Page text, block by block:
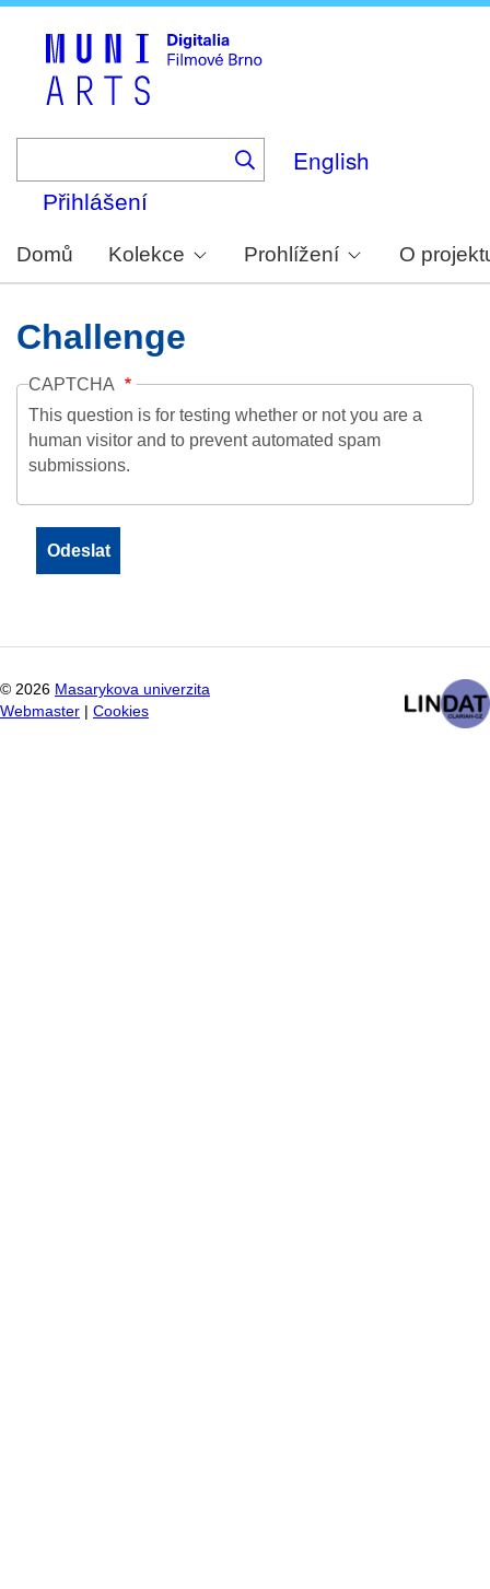
English
Přihlášení
Domů Kolekce Prohlížení O
Challenge
CAPTCHA
This question is for testing whether or not you are a
human visitor and to prevent automated spam
submissions.
© 2026 Masarykova univerzita
Webmaster
Cookies